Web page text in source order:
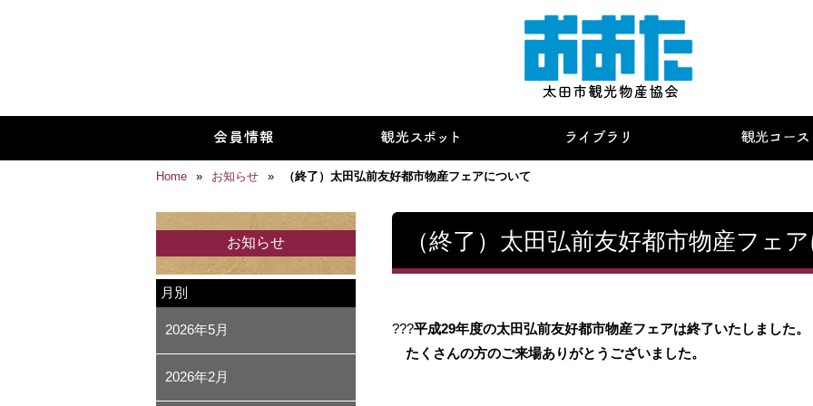
Home » お知らせ » （終了）太田弘前友好都市物産フェアについて
（終了）太田弘前友好都市物産フェ
???平成29年度の太田弘前友好都市物産フェアは終了いたしました。
たくさんの方のご来場ありがとうございました。
お知らせ
月別
2026年5月
2026年2月